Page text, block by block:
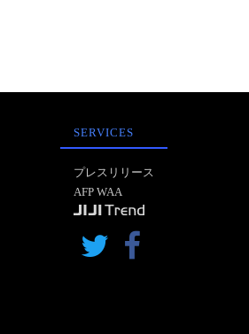
SERVICES
プレスリリース
AFP WAA